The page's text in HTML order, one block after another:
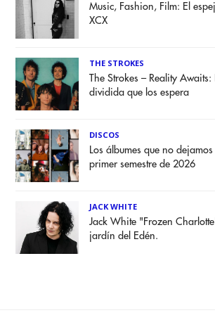
Music, Fashion, Film: El
XCX
THE STROKES
The Strokes – Reality Awaits:
dividida que los espera
DISCOS
Los álbumes que no dejamos
primer semestre de 2026
JACK WHITE
Jack White "Frozen
jardín del Edén.